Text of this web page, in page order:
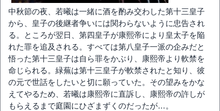
中秋節の夜、若曦は一緒に酒を酌み交わした第十三皇子
から、皇子の後継者争いには関わらないように忠告され
る。ところが翌日、第四皇子が康熙帝により皇太子を陥
れた罪を追及される。すべては第八皇子一派の企みだと
悟った第十三皇子は自ら罪をかぶり、康熙帝より軟禁を
命じられる。緑蕪は第十三皇子が軟禁されたと知り、彼
の元で世話をしたいと切に願っていた。その望みをかな
えてやるため、若曦は康熙帝に直訴し、康熙帝の許しが
もらえるまで庭園にひざまずくのだったが…。